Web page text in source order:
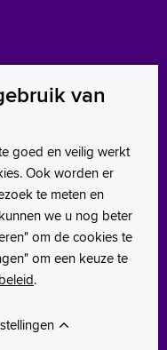
van
goed en veilig werkt
Ook worden er
te meten en
we u nog beter
om de cookies te
om een keuze te
.